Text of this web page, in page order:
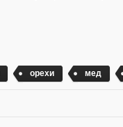
орехи мед